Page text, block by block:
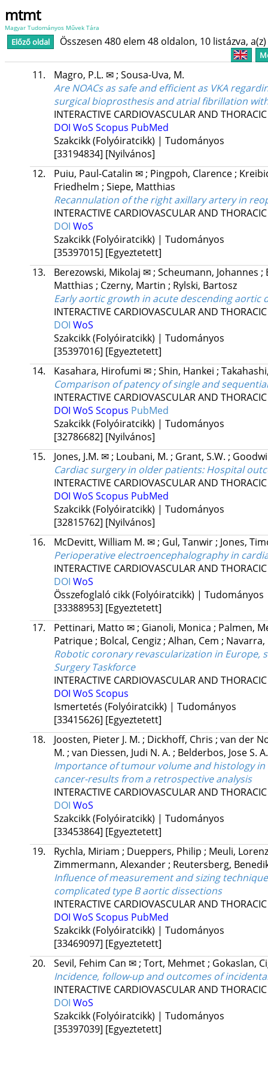
mtmt
Magyar Tudományos Művek Tára
Előző oldal Összesen 480 elem 48 oldalon, 10 listázva,
11. Magro, P.L. ✉; Sousa-Uva, M.
Are NOACs as safe and efficient as VKA
surgical bioprosthesis and atrial fibrillation
INTERACTIVE CARDIOVASCULAR AND
DOI WoS Scopus PubMed
Szakcikk (Folyóiratcikk) | Tudományos
[33194834] [Nyilvános]
12.
Puiu, Paul-Catalin ✉; Pingpoh, Clarence;
Friedhelm ; Siepe, Matthias
Recannulation of the right axillary artery in
INTERACTIVE CARDIOVASCULAR AND
DOI WoS
Szakcikk (Folyóiratcikk) | Tudományos
[35397015] [Egyeztetett]
13.
Berezowski, Mikolaj ✉; Scheumann, Johannes ;
Matthias ; Czerny, Martin ; Rylski, Bartosz
Early aortic growth in acute descending aortic
INTERACTIVE CARDIOVASCULAR AND
DOI WoS
Szakcikk (Folyóiratcikk) | Tudományos
[35397016] [Egyeztetett]
14.
Kasahara, Hirofumi ✉; Shin, Hankei ;
Comparison of patency of single and
INTERACTIVE CARDIOVASCULAR AND
DOI WoS Scopus PubMed
Szakcikk (Folyóiratcikk) | Tudományos
[32786682] [Nyilvános]
15.
Jones, J.M. ✉; Loubani, M. ; Grant, S.W. ;
Cardiac surgery in older patients: Hospital
INTERACTIVE CARDIOVASCULAR AND
DOI WoS Scopus PubMed
Szakcikk (Folyóiratcikk) | Tudományos
[32815762] [Nyilvános]
16.
McDevitt, William M. ✉; Gul, Tanwir; Jones,
Perioperative electroencephalography in
INTERACTIVE CARDIOVASCULAR AND
DOI WoS
Összefoglaló cikk (Folyóiratcikk) | Tudományos
[33388953] [Egyeztetett]
17.
Pettinari, Matto ✉; Gianoli, Monica ; Palmen,
Patrique; Bolcal, Cengiz; Alhan, Cem ;
Robotic coronary revascularization in Europe,
Surgery Taskforce
INTERACTIVE CARDIOVASCULAR AND
DOI WoS Scopus
Ismertetés (Folyóiratcikk) | Tudományos
[33415626] [Egyeztetett]
18.
Joosten, Pieter J. M. ; Dickhoff, Chris ; van der
M. ; van Diessen, Judi N. A. ; Belderbos, Jose S.
Importance of tumour volume and histology
cancer-results from a retrospective analysis
INTERACTIVE CARDIOVASCULAR AND
DOI WoS
Szakcikk (Folyóiratcikk) | Tudományos
[33453864] [Egyeztetett]
19.
Rychla, Miriam ; Dueppers, Philip ; Meuli,
Zimmermann, Alexander; Reutersberg,
Influence of measurement and sizing
complicated type B aortic dissections
INTERACTIVE CARDIOVASCULAR AND
DOI WoS Scopus PubMed
Szakcikk (Folyóiratcikk) | Tudományos
[33469097] [Egyeztetett]
20.
Sevil, Fehim Can ✉; Tort, Mehmet; Gokaslan,
Incidence, follow-up and outcomes of
INTERACTIVE CARDIOVASCULAR AND
DOI WoS
Szakcikk (Folyóiratcikk) | Tudományos
[35397039] [Egyeztetett]